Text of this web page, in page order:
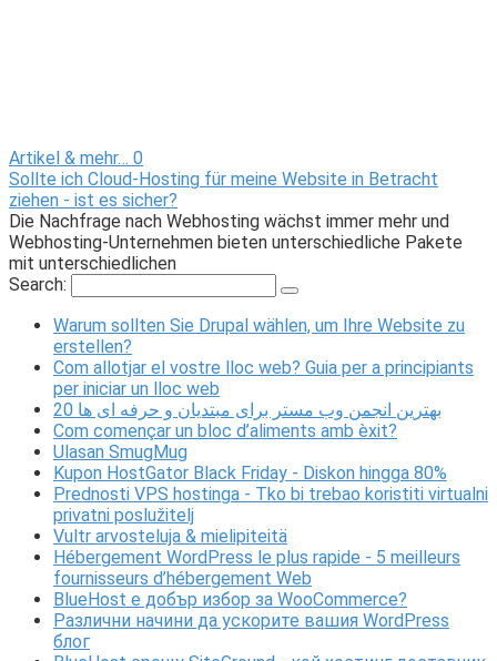
Artikel & mehr… 0
Sollte ich Cloud-Hosting für meine Website in Betracht
ziehen - ist es sicher?
Die Nachfrage nach Webhosting wächst immer mehr und
Webhosting-Unternehmen bieten unterschiedliche Pakete
mit unterschiedlichen
Search:
Warum sollten Sie Drupal wählen, um Ihre Website zu
erstellen?
Com allotjar el vostre lloc web? Guia per a principiants
per iniciar un lloc web
20 بهترین انجمن وب مستر برای مبتدیان و حرفه ای ها
Com començar un bloc d’aliments amb èxit?
Ulasan SmugMug
Kupon HostGator Black Friday - Diskon hingga 80%
Prednosti VPS hostinga - Tko bi trebao koristiti virtualni
privatni poslužitelj
Vultr arvosteluja & mielipiteitä
Hébergement WordPress le plus rapide - 5 meilleurs
fournisseurs d’hébergement Web
BlueHost е добър избор за WooCommerce?
Различни начини да ускорите вашия WordPress
блог